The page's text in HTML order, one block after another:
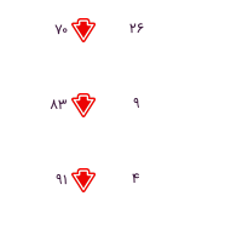
۷۰
۲۶
۸۳
۹
۹۱
۴